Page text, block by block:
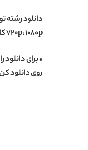
720p، 1080p کاملا رایگان و نامحدود!
• برای
روی دانلود